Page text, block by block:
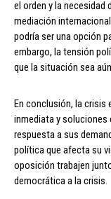
el orden y la necesidad
mediación
podría ser una opción
embargo, la tensión
que la situación sea
En conclusión, la crisis
inmediata y soluciones
respuesta a sus
política que afecta su
oposición trabajen
democrática a la crisis.